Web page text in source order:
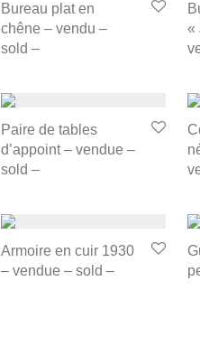
Bureau plat en
chêne – vendu –
sold –
«
Paire de tables
d’appoint – vendue –
sold –
Armoire en cuir 1930
– vendue – sold –